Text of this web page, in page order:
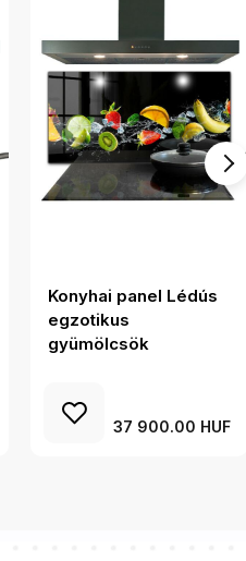
Konyhai panel Lédús
egzotikus
gyümölcsök
37 900.00 HUF